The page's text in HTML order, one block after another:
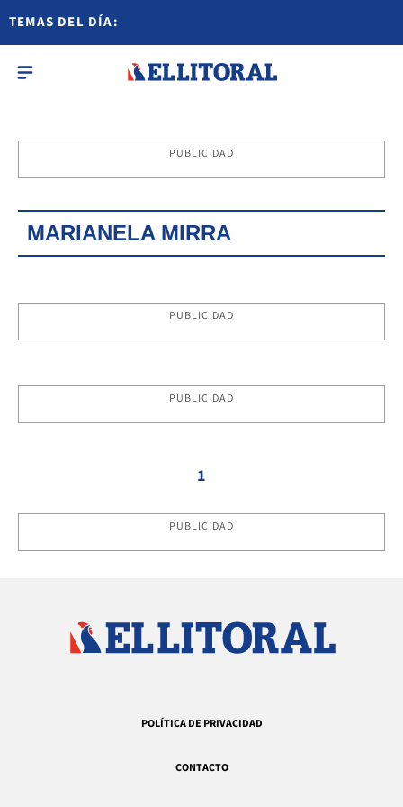
TEMAS DEL DÍA:
PUBLICIDAD
MARIANELA MIRRA
PUBLICIDAD
PUBLICIDAD
1
PUBLICIDAD
POLÍTICA DE PRIVACIDAD
CONTACTO